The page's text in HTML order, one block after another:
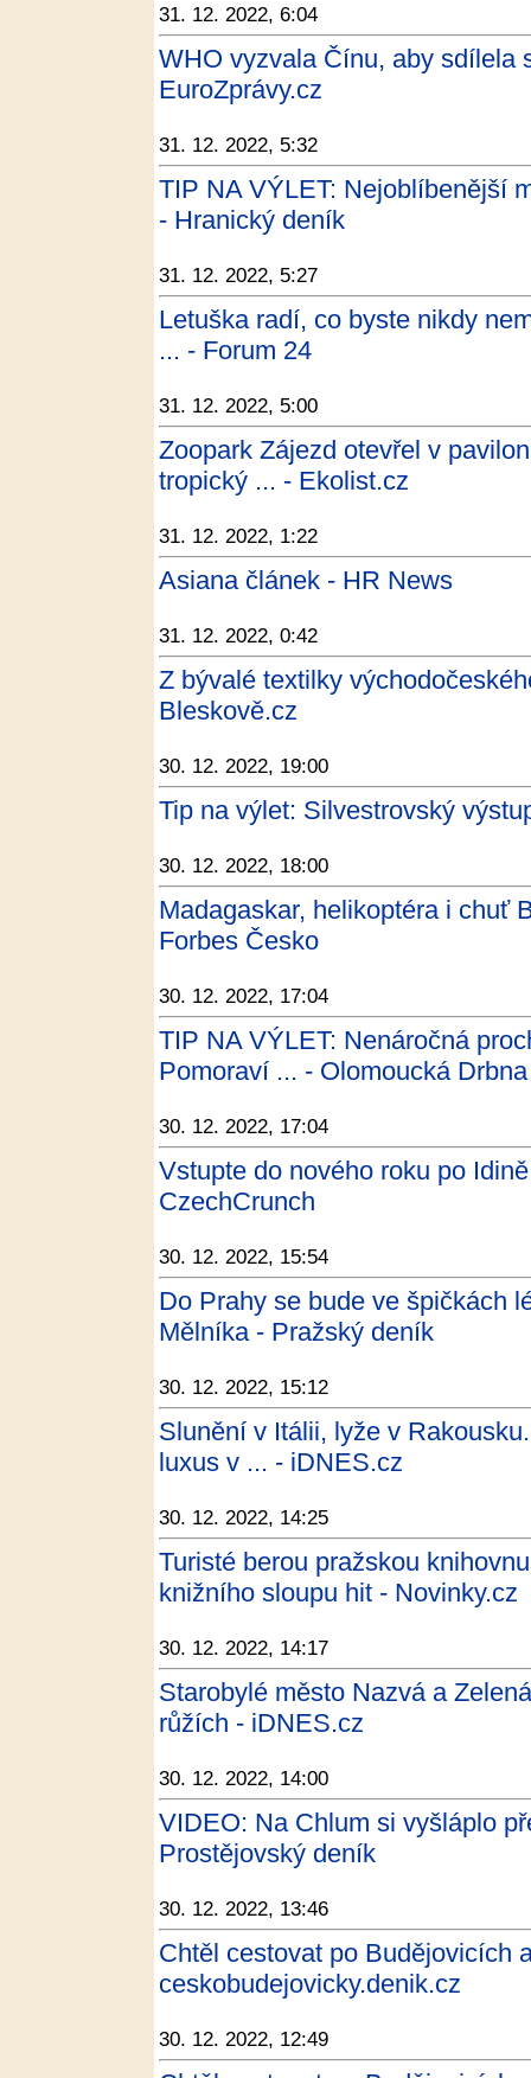
31. 12. 2022, 6:04
WHO vyzvala Čínu, aby sdílela
EuroZprávy.cz
31. 12. 2022, 5:32
TIP NA VÝLET: Nejoblíbenější
- Hranický deník
31. 12. 2022, 5:27
Letuška radí, co byste nikdy
... - Forum 24
31. 12. 2022, 5:00
Zoopark Zájezd otevřel v
tropický ... - Ekolist.cz
31. 12. 2022, 1:22
Asiana článek - HR News
31. 12. 2022, 0:42
Z bývalé textilky
Bleskově.cz
30. 12. 2022, 19:00
Tip na výlet: Silvestrovský
30. 12. 2022, 18:00
Madagaskar, helikoptéra i chuť
Forbes Česko
30. 12. 2022, 17:04
TIP NA VÝLET: Nenáročná
Pomoraví ... - Olomoucká Drbna
30. 12. 2022, 17:04
Vstupte do nového roku po
CzechCrunch
30. 12. 2022, 15:54
Do Prahy se bude ve špičkách
Mělníka - Pražský deník
30. 12. 2022, 15:12
Slunění v Itálii, lyže v
luxus v ... - iDNES.cz
30. 12. 2022, 14:25
Turisté berou pražskou
knižního sloupu hit - Novinky.cz
30. 12. 2022, 14:17
Starobylé město Nazvá a
růžích - iDNES.cz
30. 12. 2022, 14:00
VIDEO: Na Chlum si vyšláplo
Prostějovský deník
30. 12. 2022, 13:46
Chtěl cestovat po Budějovicích
ceskobudejovicky.denik.cz
30. 12. 2022, 12:49